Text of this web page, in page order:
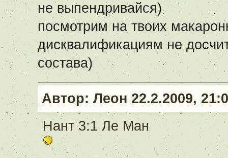
не выпендривайся)
посмотрим на твоих
дисквалификациям не
состава)
Автор: Леон 22.2.2009,
Нант 3:1 Ле Ман